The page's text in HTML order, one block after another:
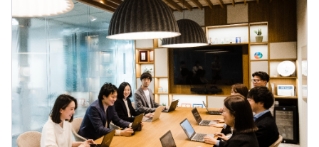
【開発実績】
〜当社がデータ活用を支援したクライアントは、業界を問
わず1,400社を超えます。その一例をご紹介します〜
▪️アサヒグループジャパン株式会社
データ活用人材の育成プログラムを提供。ビジネスとデー
■大学院修了
月給：355,000円（30時間分の固定残業代67,425円含む）
初年度固定賞与：24万円
モデル年収：450万円
※固定残業代分を超える時間外労働は1分単位で計算し、
全額追加支給
過去３年間の新卒採用者数・離職者数
前年度 採用者数42人 離職者数0人
2年度前 採用者数51人 離職者数0人
3年度前 採用者数41人 離職者数5人
平均勤続年数
3.5年